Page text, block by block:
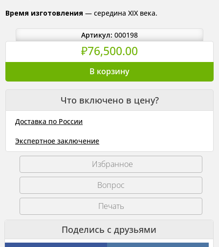
Время изготовления — середина XIX века.
Артикул: 000198
₽76,500.00
товара
Хаудах.
Середины
века.
В корзину
Что включено в цену?
Доставка по России
Экспертное заключение
Избранное
Печать